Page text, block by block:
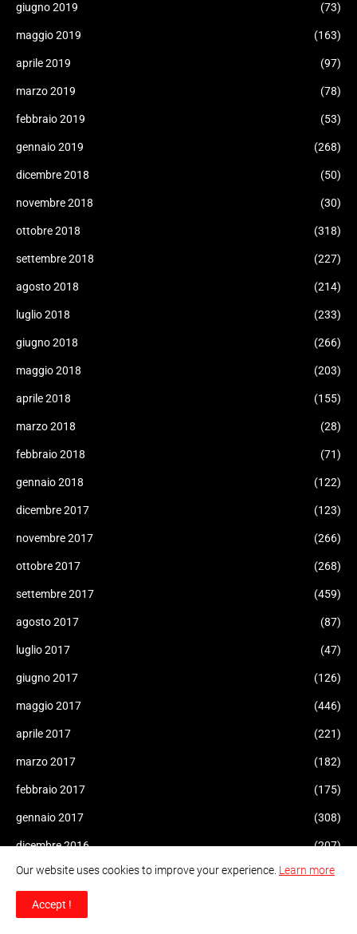
giugno 2019 (73)
maggio 2019 (163)
aprile 2019 (97)
marzo 2019 (78)
febbraio 2019 (53)
gennaio 2019 (268)
dicembre 2018 (50)
novembre 2018 (30)
ottobre 2018 (318)
settembre 2018 (227)
agosto 2018 (214)
luglio 2018 (233)
giugno 2018 (266)
maggio 2018 (203)
aprile 2018 (155)
marzo 2018 (28)
febbraio 2018 (71)
gennaio 2018 (122)
dicembre 2017 (123)
novembre 2017 (266)
ottobre 2017 (268)
settembre 2017 (459)
agosto 2017 (87)
luglio 2017 (47)
giugno 2017 (126)
maggio 2017 (446)
aprile 2017 (221)
marzo 2017 (182)
febbraio 2017 (175)
gennaio 2017 (308)
dicembre 2016 (207)
novembre 2016 (227)
ottobre 2016
Our website uses cookies to improve your experience. Learn more
Accept !